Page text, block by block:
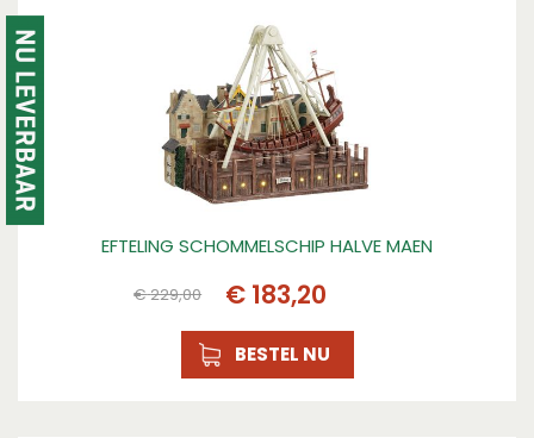
EFTELING SCHOMMELSCHIP HALVE MAEN
€229,00 € 183,20
BESTEL NU